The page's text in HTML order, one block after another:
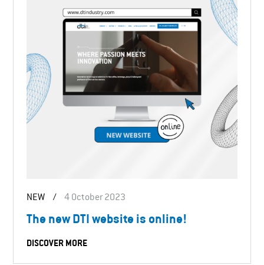
NEW / 4 October 2023
The new DTI website is online!
DISCOVER MORE